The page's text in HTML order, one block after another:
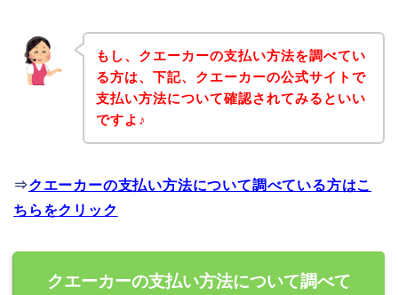
もし、クエーカーの支払い方法を調べてい
る方は、下記、クエーカーの公式サイトで
支払い方法について確認されてみるといい
ですよ♪
⇒クエーカーの支払い方法について調べている方はこ
ちらをクリック
クエーカーの支払い方法について調べて